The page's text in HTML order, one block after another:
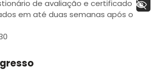
de avaliação e certificado
em até duas semanas após o
+ Acessibilidade